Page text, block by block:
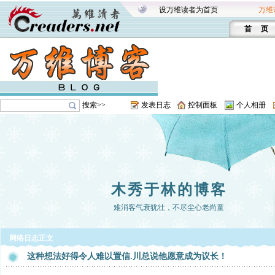
设万维读者为首页 万维
首 页
搜索>> 发表日志 控制面板 个人相册
木秀于林的博客
难消客气衰犹壮，不尽尘心老尚童
网络日志正文
这种想法好得令人难以置信.川总说他愿意成为议长！